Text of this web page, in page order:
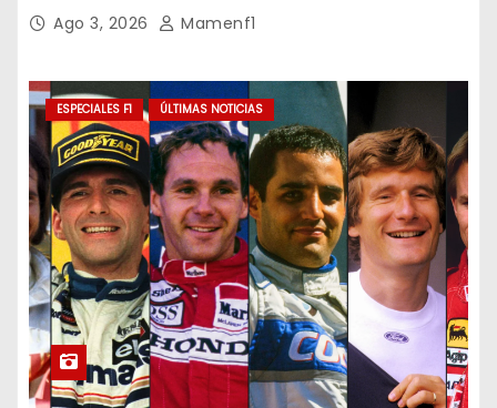
Ago 3, 2026 Mamenf1
ESPECIALES F1 ÚLTIMAS NOTICIAS